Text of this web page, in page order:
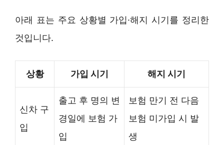
아래 표는 주요 상황별 가입·해지 시기를 정리한
것입니다.
상황 가입 시기 해지 시기
신차 구
입
출고 후 명의 변
경일에 보험 가
입
보험 만기 전 다음
보험 미가입 시 발
생